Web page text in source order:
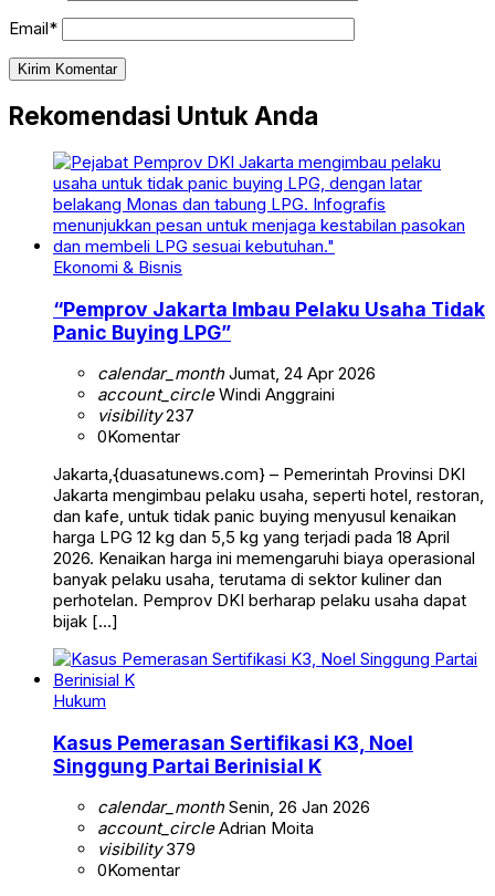
Email*
Rekomendasi Untuk Anda
Ekonomi & Bisnis
“Pemprov Jakarta Imbau Pelaku Usaha Tidak
Panic Buying LPG”
calendar_monthJumat, 24 Apr 2026
account_circleWindi Anggraini
visibility237
0Komentar
Jakarta,{duasatunews.com} – Pemerintah Provinsi DKI
Jakarta mengimbau pelaku usaha, seperti hotel, restoran,
dan kafe, untuk tidak panic buying menyusul kenaikan
harga LPG 12 kg dan 5,5 kg yang terjadi pada 18 April
2026. Kenaikan harga ini memengaruhi biaya operasional
banyak pelaku usaha, terutama di sektor kuliner dan
perhotelan. Pemprov DKI berharap pelaku usaha dapat
bijak […]
Hukum
Kasus Pemerasan Sertifikasi K3, Noel
Singgung Partai Berinisial K
calendar_monthSenin, 26 Jan 2026
account_circleAdrian Moita
visibility379
0Komentar